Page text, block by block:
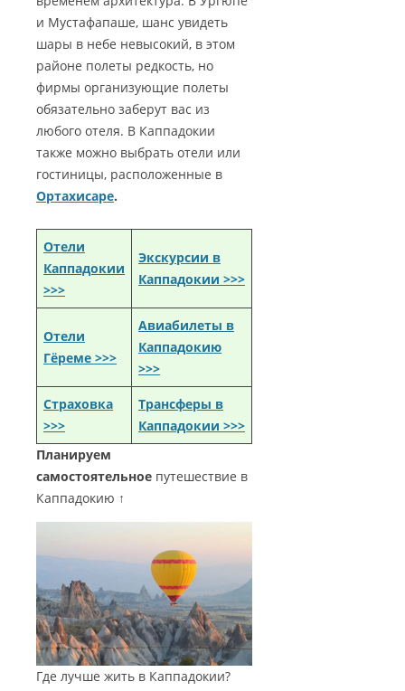
и Мустафапаше, шанс увидеть
шары в небе невысокий, в этом
районе полеты редкость, но
фирмы организующие полеты
обязательно заберут вас из
любого отеля. В Каппадокии
также можно выбрать отели или
гостиницы, расположенные в
Ортахисаре.
Отели
Каппадокии
>>>
Экскурсии в
Каппадокии >>>
Отели
Гёреме >>>
Авиабилеты в
Каппадокию
>>>
Страховка
>>>
Трансферы в
Каппадокии >>>
Планируем
самостоятельное путешествие в
Каппадокию ↑
Где лучше жить в Каппадокии?